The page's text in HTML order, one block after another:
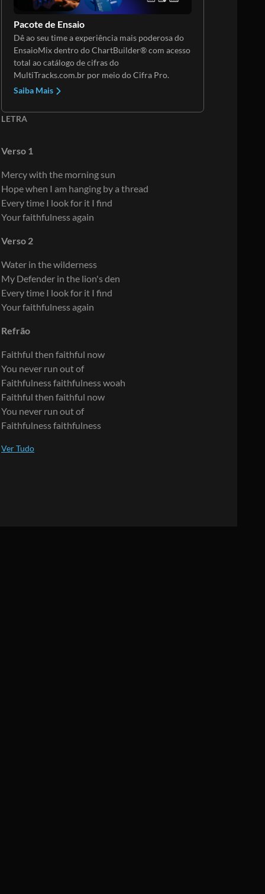
Pacote de Ensaio
Dê ao seu time a experiência mais poderosa do
EnsaioMix dentro do ChartBuilder® com acesso
total ao catálogo de cifras do
MultiTracks.com.br por meio do Cifra Pro.
Saiba Mais
LETRA
Verso 1
Mercy with the morning sun
Hope when I am hanging by a thread
Every time I look for it I find
Your faithfulness again
Verso 2
Water in the wilderness
My Defender in the lion's den
Every time I look for it I find
Your faithfulness again
Refrão
Faithful then faithful now
You never run out of
Faithfulness faithfulness woah
Faithful then faithful now
You never run out of
Faithfulness faithfulness